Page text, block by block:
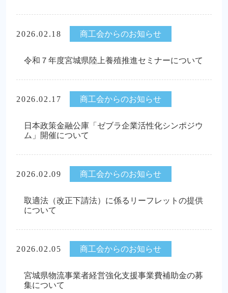
2026.02.18 商工会からのお知らせ
令和７年度宮城県陸上養殖推進セミナーについて
2026.02.17 商工会からのお知らせ
日本政策金融公庫「ゼブラ企業活性化シンポジウ
ム」開催について
2026.02.09 商工会からのお知らせ
取適法（改正下請法）に係るリーフレットの提供
について
2026.02.05 商工会からのお知らせ
宮城県物流事業者経営強化支援事業費補助金の募
集について